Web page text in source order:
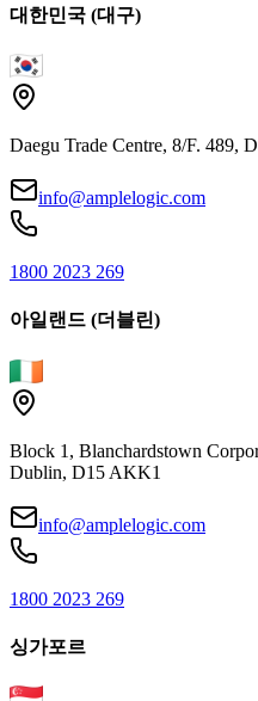
대한민국 (대구)
Daegu Trade Centre, 8/F. 489,
info@amplelogic.com
1800 2023 269
아일랜드 (더블린)
Block 1, Blanchardstown
Dublin, D15 AKK1
info@amplelogic.com
1800 2023 269
싱가포르